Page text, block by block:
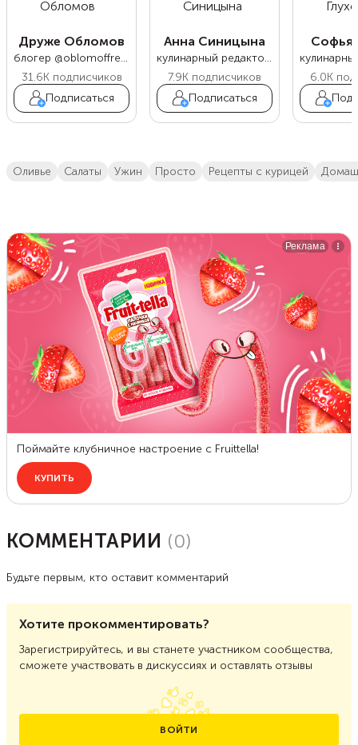
Друже Обломов
блогер @oblomoffrecipe
31.6Kподписчиков
Подписаться
Анна Синицына
кулинарный редактор Food.ru
7.9K подписчиков
Подписаться
Софья
6.0K
оливье салаты ужин просто Рецепты с курицей
КОММЕНТАРИИ (0)
Будьте первым, кто оставит комментарий
Хотите прокомментировать?
Зарегистрируйтесь, и вы станете участником сообщества,
сможете участвовать в дискуссиях и оставлять отзывы
ВОЙТИ